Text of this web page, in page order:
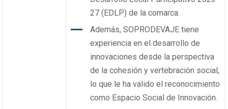
27 (EDLP) de la comarca.
Además, SOPRODEVAJE tiene
experiencia en el desarrollo de
innovaciones desde la perspectiva
de la cohesión y vertebración social,
lo que le ha valido el reconocimiento
como Espacio Social de Innovación.